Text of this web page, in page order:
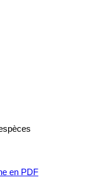
en PDF